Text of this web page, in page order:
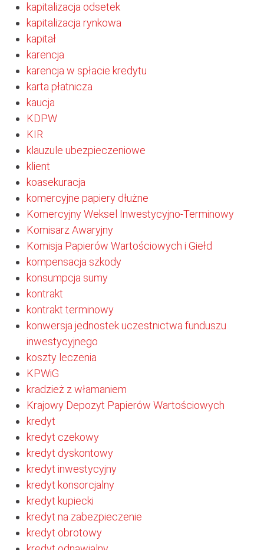
kapitalizacja odsetek
kapitalizacja rynkowa
kapitał
karencja
karencja w spłacie kredytu
karta płatnicza
kaucja
KDPW
KIR
klauzule ubezpieczeniowe
klient
koasekuracja
komercyjne papiery dłużne
Komercyjny Weksel Inwestycyjno-Terminowy
Komisarz Awaryjny
Komisja Papierów Wartościowych i Giełd
kompensacja szkody
konsumpcja sumy
kontrakt
kontrakt terminowy
konwersja jednostek uczestnictwa funduszu
inwestycyjnego
koszty leczenia
KPWiG
kradzież z włamaniem
Krajowy Depozyt Papierów Wartościowych
kredyt
kredyt czekowy
kredyt dyskontowy
kredyt inwestycyjny
kredyt konsorcjalny
kredyt kupiecki
kredyt na zabezpieczenie
kredyt obrotowy